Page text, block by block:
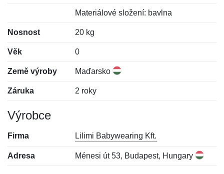
Materiálové složení: bavlna
Nosnost 20 kg
Věk 0
Země výroby Maďarsko
Záruka 2 roky
Výrobce
Firma Lilimi Babywearing Kft.
Adresa Ménesi út 53, Budapest, Hungary